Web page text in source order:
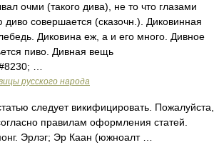
очми (такого дива), не то что глазами
совершается (сказочн.). Диковинная
Диковина еж, а и его много. Дивное
пиво. Дивная вещь
…
русского народа
следует викифицировать. Пожалуйста,
правилам оформления статей.
Эрлэг; Эр Каан (южноалт …